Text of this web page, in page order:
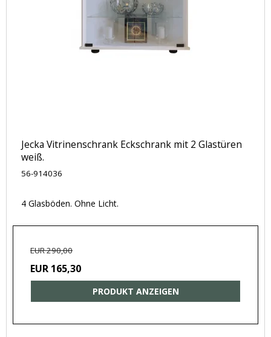
Jecka Vitrinenschrank Eckschrank mit 2 Glastüren
weiß.
56-914036
4 Glasböden. Ohne Licht.
EUR 290,00
EUR 165,30
PRODUKT ANZEIGEN